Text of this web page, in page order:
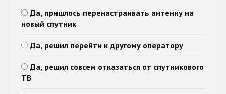
Да, пришлось перенастраивать антенну на
новый спутник
Да, решил перейти к другому оператору
Да, решил совсем отказаться от спутникового
ТВ